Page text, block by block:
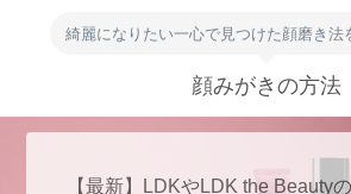
綺麗になりたい一心で見つけた顔磨き法
顔みがきの方法
【最新】LDKやLDK the Beauty